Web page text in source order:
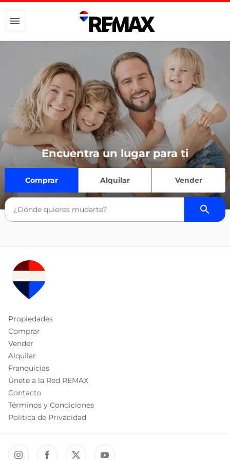
Encuentra un lugar para ti
Comprar Alquilar Vender
Propiedades
Comprar
Vender
Alquilar
Franquicias
Únete a la Red REMAX
Contacto
Términos y Condiciones
Política de Privacidad